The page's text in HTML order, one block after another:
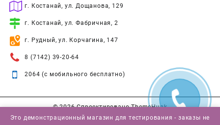
г. Костанай, ул. Дощанова, 129
г. Костанай, ул. Фабричная, 2
г. Рудный, ул. Корчагина, 147
8 (7142) 39-20-64
2064 (с мобильного бесплатно)
© 2026Спроектировано ThemeHunk
Это демонстрационный магазин для тестирования - заказы не